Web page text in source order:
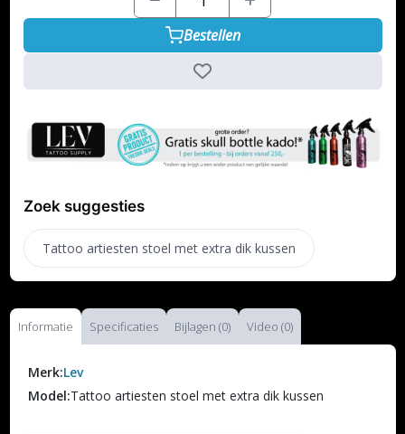
Bestellen
Zoek suggesties
Tattoo artiesten stoel met extra dik kussen
Informatie Specificaties Bijlagen (0) Video (0)
Merk:Lev
Model:Tattoo artiesten stoel met extra dik kussen